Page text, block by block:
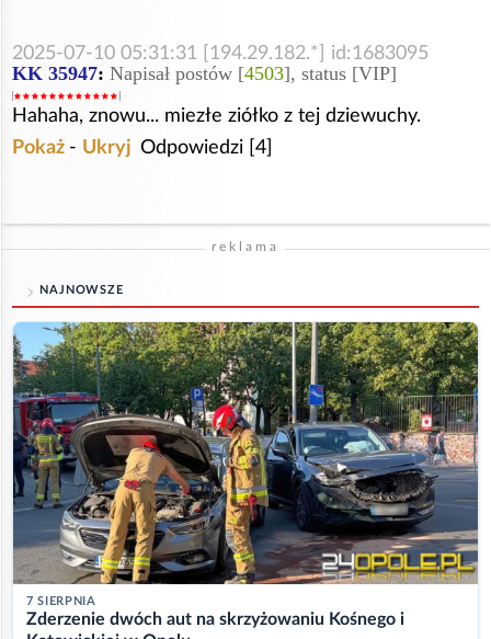
2025-07-10 05:31:31 [194.29.182.*] id:1683095
KK 35947: Napisał postów [4503], status [VIP]
Hahaha, znowu... miezłe ziółko z tej dziewuchy.
Pokaż - Ukryj Odpowiedzi [4]
reklama
NAJNOWSZE
7 SIERPNIA
Zderzenie dwóch aut na skrzyżowaniu Kośnego i